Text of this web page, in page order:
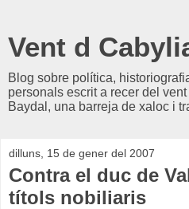
Vent d
Blog sobre política,
personals escrit a recer del
Baydal, una barreja de xaloc i
dilluns, 15 de gener del 2007
Contra el duc de
títols nobiliaris